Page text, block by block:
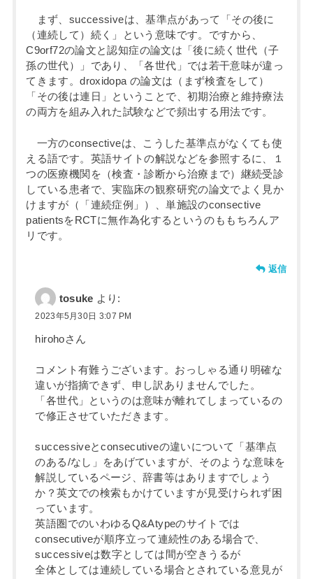
まず、successiveは、基準点があって「その後に
（連続して）続く」という意味です。ですから、
C9orf72の論文と認知症の論文は「後に続く世代（子
孫の世代）」であり、「各世代」では若干意味が違っ
てきます。droxidopa の論文は（まず検査をして）
「その後は連日」ということで、初期治療と維持療法
の両方を組み入れた試験などで頻出する用法です。
一方のconsectiveは、こうした基準点がなくても使
える語です。英語サイトの解説などを参照するに、１
つの医療機関を（検査・診断から治療まで）継続受診
している患者で、実臨床の観察研究の論文でよく見か
けますが（「連続症例」）、単施設のconsective
patientsをRCTに無作為化するというのももちろんア
リです。
返信
tosuke より:
2023年5月30日 3:07 PM
hirohoさん
コメント有難うございます。おっしゃる通り明確な
違いが指摘できず、申し訳ありませんでした。
「各世代」というのは意味が離れてしまっているの
で修正させていただきます。
successiveとconsecutiveの違いについて「基準点
のある/なし」をあげていますが、そのような意味を
解説しているページ、辞書等はありますでしょう
か？英文での検索もかけていますが見受けられず困
っています。
英語圏でのいわゆるQ&Atypeのサイトでは
consecutiveが順序立って連続性のある場合で、
successiveは数字としては間が空きうるが
全体としては連続している場合とされている意見が